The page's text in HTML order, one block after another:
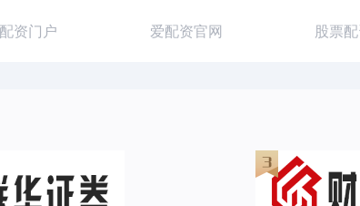
资门户 爱配资官网 股票